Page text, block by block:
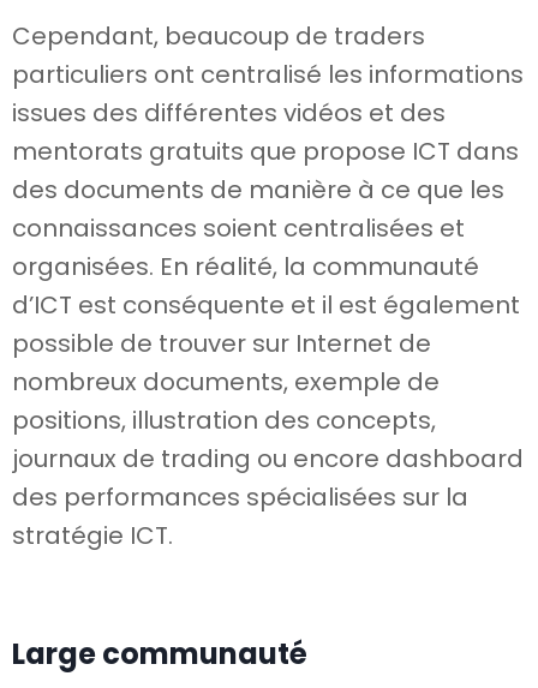
Cependant, beaucoup de traders
particuliers ont centralisé les informations
issues des différentes vidéos et des
mentorats gratuits que propose ICT dans
des documents de manière à ce que les
connaissances soient centralisées et
organisées. En réalité, la communauté
d’ICT est conséquente et il est également
possible de trouver sur Internet de
nombreux documents, exemple de
positions, illustration des concepts,
journaux de trading ou encore dashboard
des performances spécialisées sur la
stratégie ICT.
Large communauté